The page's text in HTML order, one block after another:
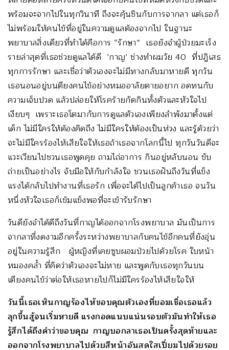
พร้อมจะจากไปในทุกวินาที ถึงจะคุ้นชินกับการจากลา แต่เธอก็
ไม่พร้อมให้คนไข้ที่อยู่ในความดูแลต้องจากไป ในฐานะ
พยาบาลสิ่งเดียวที่ทำได้คือการ “รักษา” เธอยังจำผู้ป่วยมะเร็ง
รายล่าสุดที่เธอช่วยดูแลได้ดี ‘กาญ’ ช่างทำผมวัย 40 ที่ปฎิเสธ
ทุกการรักษา และเชื่อว่าตัวเองจะไม่มีทางกลับมาหายดี ทุกวัน
เธอนอนอยู่บนตียงคนไข้อย่างหมออาลัยตายอยาก อดทนกับ
ความเจ็บปวด แล้วปล่อยให้โรคร้ายกัดกินทั้งตัวและหัวใจไป
เงียบๆ เพราะเธอโตมากับการดูแลตัวเองเพียงลำพังมาตั้งแต่
เด็ก ไม่มีใครให้ต้องคิดถึง ไม่มีใครให้ต้องเป็นห่วง และรู้ด้วยว่า
จะไม่มีใครร้องไห้เสียใจให้เธอถ้าเธอจากโลกนี้ไป ทุกวันวันดีจะ
แวะเวียนไปชวนเธอพูดคุย ถามไถ่อาการ กินอยู่หลับนอน ขับ
ถ่ายเป็นอย่างไร จับมือให้กับกำลังใจ ชวนเธอฝันถึงวันที่แข็ง
แรงได้กลับไปทำงานที่เธอรัก เพื่อจะได้ไปเป็นลูกค้าเธอ จนวัน
หนึ่งหัวใจเธอก็เข้มแข็งพอที่จะเข้ารับรักษา
วันดียังจำได้ดีถึงวันที่กาญได้ออกจากโรงพยาบาล มันเป็นการ
จากลาที่งดงามอีกครั้งระหว่างพยาบาลกับคนไข้อีกคนที่ยังอุ่น
อยู่ในความรู้สึก ผู้หญิงที่เคยซูบผอมป่วยไปด้วยโรค ใบหน้า
หมองคล้ำ ที่คิดว่าตัวเองจะไม่หาย และพูดกับเธอทุกวันบน
เตียงคนไข้ว่าต่อให้เธอหายไปก็ไม่มีใครร้องไห้เสียใจให้
วันนี้เธอเห็นกาญร้องไห้ขอบคุณตัวเองที่ยอมเชื่อเธอแล้ว
ลุกขึ้นสู้จนเริ่มหายดี แรงกอดแนบแน่นรอบตัวมันทำให้เธอ
รู้สึกได้ถึงคำว่าขอบคุณ กาญบอกลาเธอเป็นครั้งสุดท้ายและ
ออกจากโรงพยาบาลไปด้วยสีหน้าอันสดใสเปี่ยมไปด้วยรอย